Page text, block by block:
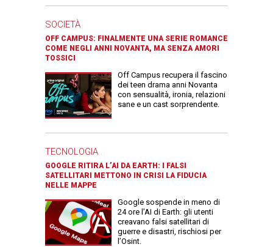
SOCIETÀ
OFF CAMPUS: FINALMENTE UNA SERIE ROMANCE
COME NEGLI ANNI NOVANTA, MA SENZA AMORI
TOSSICI
Off Campus recupera il fascino
dei teen drama anni Novanta
con sensualità, ironia, relazioni
sane e un cast sorprendente.
TECNOLOGIA
GOOGLE RITIRA L’AI DA EARTH: I FALSI
SATELLITARI METTONO IN CRISI LA FIDUCIA
NELLE MAPPE
Google sospende in meno di
24 ore l’AI di Earth: gli utenti
creavano falsi satellitari di
guerre e disastri, rischiosi per
l’Osint.